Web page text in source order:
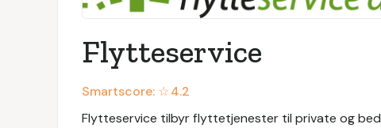
Flytteservice
Smartscore: ☆4.2
Flytteservice tilbyr flyttetjenester til private og